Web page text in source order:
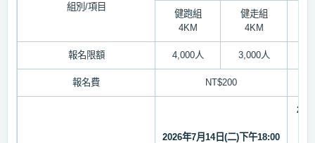
組別 /項目
健跑組
4KM
健走組
4KM
報名限額 4,000人 3,000人
報名費 NT$200
2026年7月 14日 (二)下午18:00